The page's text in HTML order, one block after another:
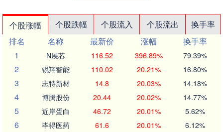
个股涨幅 个股跌幅 个股流入 个股流出
换手率
排名
名称 最新价 涨幅
换手率
1
N展芯 116.52 396.89% 79.39%
2 锐翔智能 110.02 20.21% 16.80%
3 志特新材 14.8 20.03% 14.18%
4 博腾股份 20.44 20.02% 14.77%
5 近岸蛋白 46.72 20.01% 5.62%
6 毕得医药 61.6 20.01% 6.12%